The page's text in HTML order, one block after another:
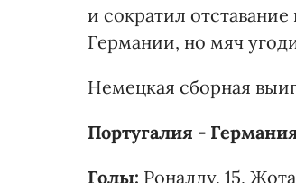
и сократил
Германии, но мяч
Немецкая сборная
Португалия -
Голы: Роналду, 15,